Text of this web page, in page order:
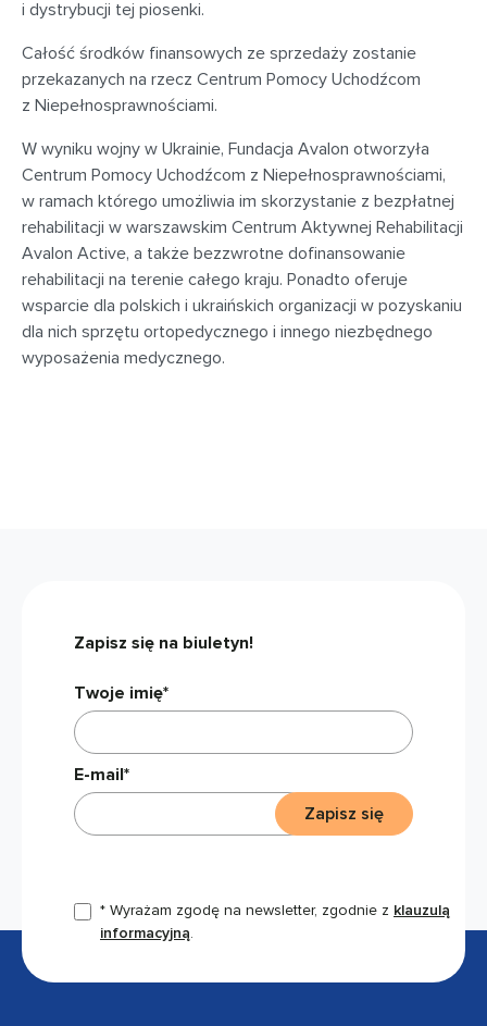
i dystrybucji tej piosenki.
Całość środków finansowych ze sprzedaży zostanie
przekazanych na rzecz Centrum Pomocy Uchodźcom
z Niepełnosprawnościami.
W wyniku wojny w Ukrainie, Fundacja Avalon otworzyła
Centrum Pomocy Uchodźcom z Niepełnosprawnościami,
w ramach którego umożliwia im skorzystanie z bezpłatnej
rehabilitacji w warszawskim Centrum Aktywnej Rehabilitacji
Avalon Active, a także bezzwrotne dofinansowanie
rehabilitacji na terenie całego kraju. Ponadto oferuje
wsparcie dla polskich i ukraińskich organizacji w pozyskaniu
dla nich sprzętu ortopedycznego i innego niezbędnego
wyposażenia medycznego.
Zapisz się na biuletyn!
Twoje imię*
E-mail*
* Wyrażam zgodę na newsletter, zgodnie z klauzulą
informacyjną.
Zapisz się